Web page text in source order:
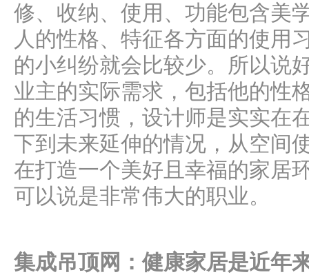
修、收纳、使用、功能包含美
人的性格、特征各方面的使用
的小纠纷就会比较少。所以说
业主的实际需求，包括他的性
的生活习惯，设计师是实实在
下到未来延伸的情况，从空间
在打造一个美好且幸福的家居
可以说是非常伟大的职业。
集成吊顶网：健康家居是近年